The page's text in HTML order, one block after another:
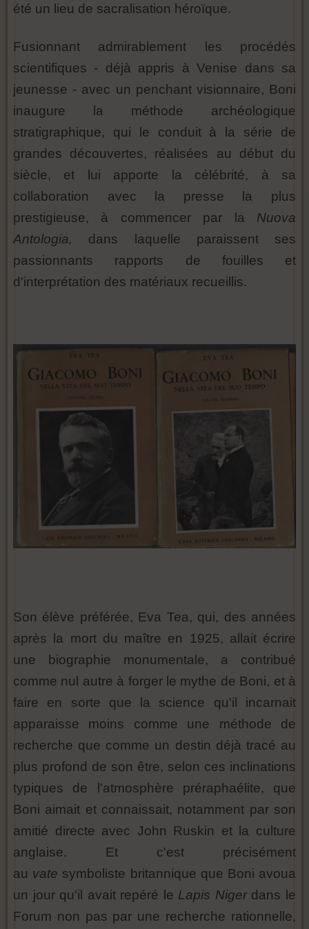
été un lieu de sacralisation héroïque.
Fusionnant admirablement les procédés
scientifiques - déjà appris à Venise dans sa
jeunesse - avec un penchant visionnaire, Boni
inaugure la méthode archéologique
stratigraphique, qui le conduit à la série de
grandes découvertes, réalisées au début du
siècle, et lui apporte la célébrité, à sa
collaboration avec la presse la plus
prestigieuse, à commencer par la Nuova
Antologia, dans laquelle paraissent ses
passionnants rapports de fouilles et
d'interprétation des matériaux recueillis.
Son élève préférée, Eva Tea, qui, des années
après la mort du maître en 1925, allait écrire
une biographie monumentale, a contribué
comme nul autre à forger le mythe de Boni, et à
faire en sorte que la science qu'il incarnait
apparaisse moins comme une méthode de
recherche que comme un destin déjà tracé au
plus profond de son être, selon ces inclinations
typiques de l'atmosphère préraphaélite, que
Boni aimait et connaissait, notamment par son
amitié directe avec John Ruskin et la culture
anglaise. Et c'est précisément
au vate symboliste britannique que Boni avoua
un jour qu'il avait repéré le Lapis Nigerdans le
Forum non pas par une recherche rationnelle,